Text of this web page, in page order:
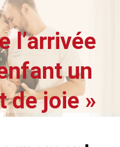
l’arrivée
un
de joie »